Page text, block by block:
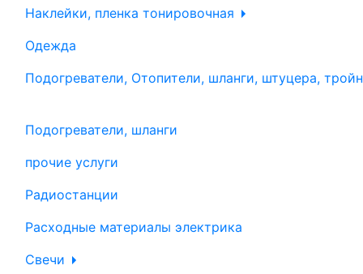
Наклейки, пленка тонировочная
Одежда
Подогреватели, Отопители, шланги, штуцера,
Подогреватели, шланги
прочие услуги
Радиостанции
Расходные материалы электрика
Свечи